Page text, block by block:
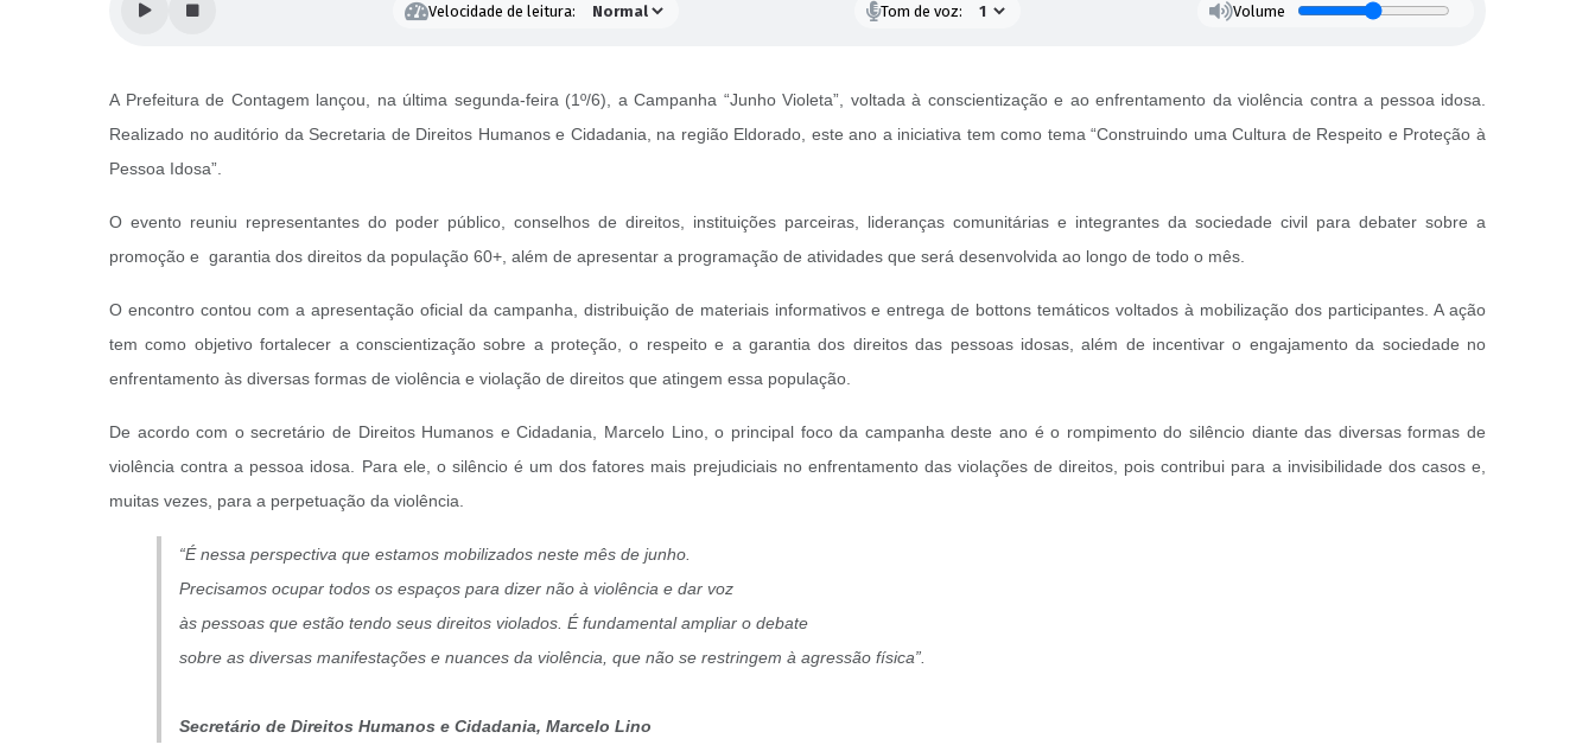
Velocidade de leitura: Tom de voz: Volume
A Prefeitura de Contagem lançou, na última segunda-feira (1º/6), a Campanha “Junho Violeta”, voltada à conscientização e ao enfrentamento da violência contra a pessoa idosa.
Realizado no auditório da Secretaria de Direitos Humanos e Cidadania, na região Eldorado, este ano a iniciativa tem como tema “Construindo uma Cultura de Respeito e Proteção à
Pessoa Idosa”.
O evento reuniu representantes do poder público, conselhos de direitos, instituições parceiras, lideranças comunitárias e integrantes da sociedade civil para debater sobre a
promoção e garantia dos direitos da população 60+, além de apresentar a programação de atividades que será desenvolvida ao longo de todo o mês.
O encontro contou com a apresentação oficial da campanha, distribuição de materiais informativos e entrega de bottons temáticos voltados à mobilização dos participantes. A ação
tem como objetivo fortalecer a conscientização sobre a proteção, o respeito e a garantia dos direitos das pessoas idosas, além de incentivar o engajamento da sociedade no
enfrentamento às diversas formas de violência e violação de direitos que atingem essa população.
De acordo com o secretário de Direitos Humanos e Cidadania, Marcelo Lino, o principal foco da campanha deste ano é o rompimento do silêncio diante das diversas formas de
violência contra a pessoa idosa. Para ele, o silêncio é um dos fatores mais prejudiciais no enfrentamento das violações de direitos, pois contribui para a invisibilidade dos casos e,
muitas vezes, para a perpetuação da violência.
“É nessa perspectiva que estamos mobilizados neste mês de junho.
Precisamos ocupar todos os espaços para dizer não à violência e dar voz
às pessoas que estão tendo seus direitos violados. É fundamental ampliar o debate
sobre as diversas manifestações e nuances da violência, que não se restringem à agressão física”.
Secretário de Direitos Humanos e Cidadania, Marcelo Lino